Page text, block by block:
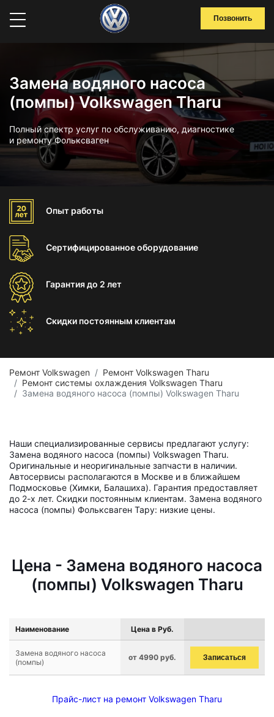
Позвонить
Замена водяного насоса
(помпы) Volkswagen Tharu
Полный спектр услуг по обслуживанию, диагностике
и ремонту Фольксваген
Опыт работы
Сертифицированноеоборудование
Гарантиядо 2 лет
Скидки постоянным клиентам
Ремонт Volkswagen
Ремонт Volkswagen Tharu
Ремонт системы охлаждения Volkswagen Tharu
Замена водяного насоса (помпы) Volkswagen Tharu
Наши специализированные сервисы предлагают услугу:
Замена водяного насоса (помпы) Volkswagen Tharu.
Оригинальные и неоригинальные запчасти в наличии.
Автосервисы располагаются в Москве и в ближайшем
Подмосковье (Химки, Балашиха). Гарантия предоставляет
до 2-х лет. Скидки постоянным клиентам. Замена водяного
насоса (помпы) Фольксваген Тару: низкие цены.
Цена - Замена водяного насоса
(помпы) Volkswagen Tharu
Наименование Цена в Руб.
Замена водяного насоса
(помпы)
от 4990 руб. Записаться
Прайс-лист на ремонт Volkswagen Tharu